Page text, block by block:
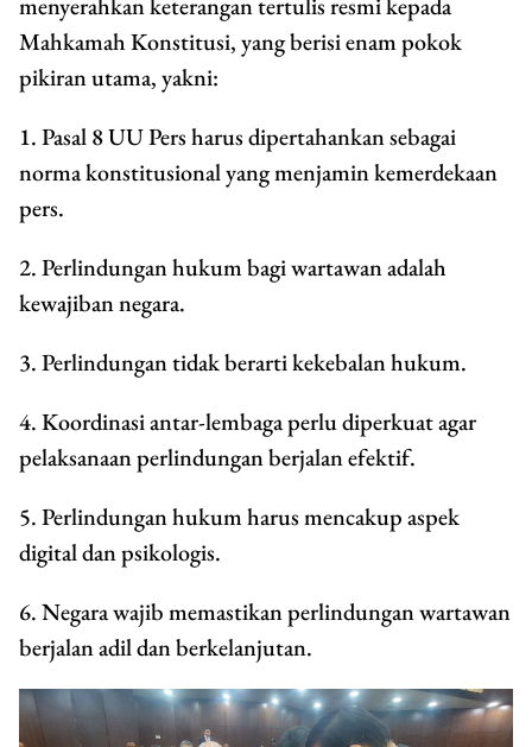
Mahkamah Konstitusi, yang berisi enam pokok
pikiran utama, yakni:
1. Pasal 8 UU Pers harus dipertahankan sebagai
norma konstitusional yang menjamin kemerdekaan
pers.
2. Perlindungan hukum bagi wartawan adalah
kewajiban negara.
3. Perlindungan tidak berarti kekebalan hukum.
4. Koordinasi antar-lembaga perlu diperkuat agar
pelaksanaan perlindungan berjalan efektif.
5. Perlindungan hukum harus mencakup aspek
digital dan psikologis.
6. Negara wajib memastikan perlindungan wartawan
berjalan adil dan berkelanjutan.